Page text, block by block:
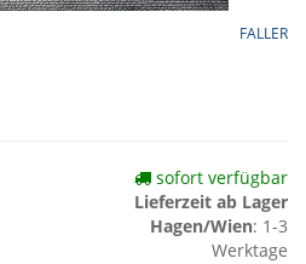
FALLER
sofort verfügbar
Lieferzeit ab Lager
Hagen/Wien: 1-3
Werktage